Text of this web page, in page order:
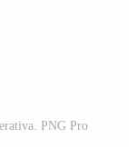
PNG Pro